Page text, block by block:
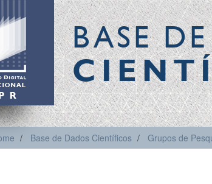
BASE
Base de Dados Científicos Grupos de